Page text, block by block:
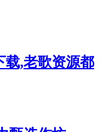
载,老歌资源都